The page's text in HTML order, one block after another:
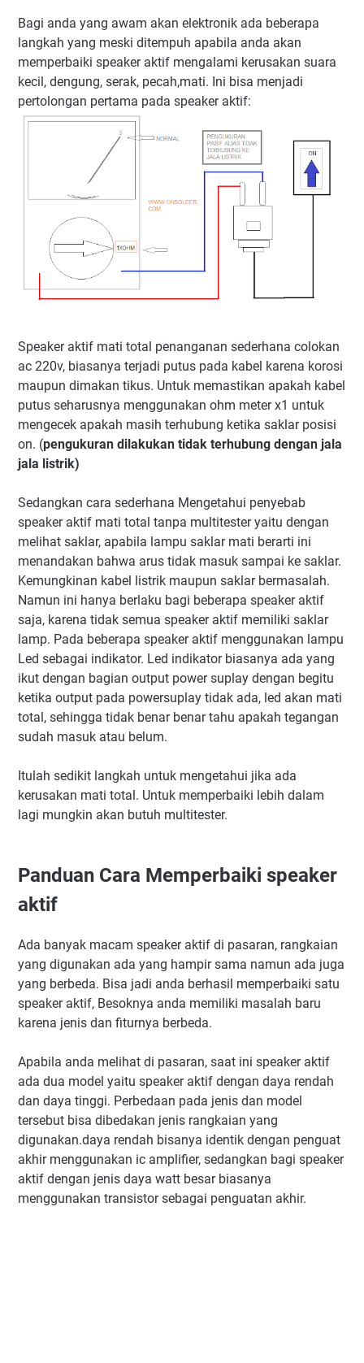
Bagi anda yang awam akan elektronik ada beberapa
langkah yang meski ditempuh apabila anda akan
memperbaiki speaker aktif mengalami kerusakan suara
kecil, dengung, serak, pecah,mati. Ini bisa menjadi
pertolongan pertama pada speaker aktif:
Speaker aktif mati total penanganan sederhana colokan
ac 220v, biasanya terjadi putus pada kabel karena korosi
maupun dimakan tikus. Untuk memastikan apakah kabel
putus seharusnya menggunakan ohm meter x1 untuk
mengecek apakah masih terhubung ketika saklar posisi
on. (pengukuran dilakukan tidak terhubung dengan jala
jala listrik)
Sedangkan cara sederhana Mengetahui penyebab
speaker aktif mati total tanpa multitester yaitu dengan
melihat saklar, apabila lampu saklar mati berarti ini
menandakan bahwa arus tidak masuk sampai ke saklar.
Kemungkinan kabel listrik maupun saklar bermasalah.
Namun ini hanya berlaku bagi beberapa speaker aktif
saja, karena tidak semua speaker aktif memiliki saklar
lamp. Pada beberapa speaker aktif menggunakan lampu
Led sebagai indikator. Led indikator biasanya ada yang
ikut dengan bagian output power suplay dengan begitu
ketika output pada powersuplay tidak ada, led akan mati
total, sehingga tidak benar benar tahu apakah tegangan
sudah masuk atau belum.
Itulah sedikit langkah untuk mengetahui jika ada
kerusakan mati total. Untuk memperbaiki lebih dalam
lagi mungkin akan butuh multitester.
Panduan Cara Memperbaiki speaker
aktif
Ada banyak macam speaker aktif di pasaran, rangkaian
yang digunakan ada yang hampir sama namun ada juga
yang berbeda. Bisa jadi anda berhasil memperbaiki satu
speaker aktif, Besoknya anda memiliki masalah baru
karena jenis dan fiturnya berbeda.
Apabila anda melihat di pasaran, saat ini speaker aktif
ada dua model yaitu speaker aktif dengan daya rendah
dan daya tinggi. Perbedaan pada jenis dan model
tersebut bisa dibedakan jenis rangkaian yang
digunakan.daya rendah bisanya identik dengan penguat
akhir menggunakan ic amplifier, sedangkan bagi speaker
aktif dengan jenis daya watt besar biasanya
menggunakan transistor sebagai penguatan akhir.